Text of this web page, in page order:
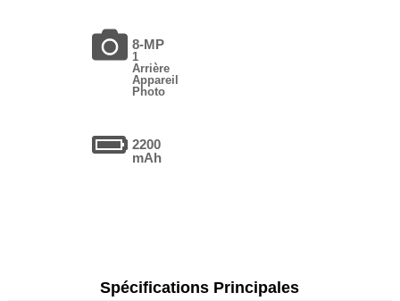
8-MP
1
Arrière
Appareil
Photo
2200
mAh
Spécifications Principales